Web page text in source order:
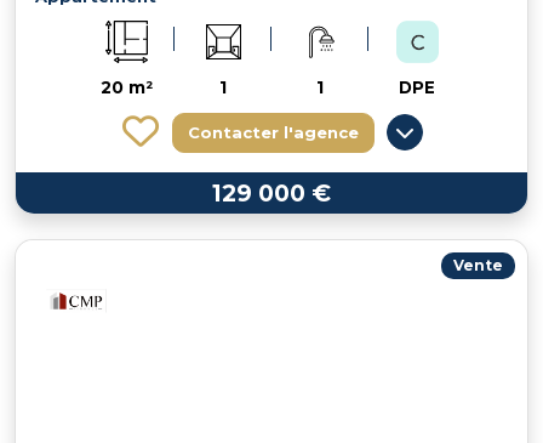
20 m² 1 1 DPE
Contacter l'agence
129 000 €
Vente